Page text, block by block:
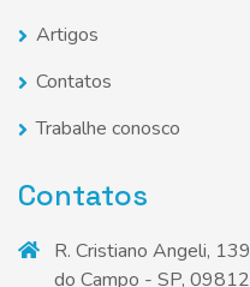
Artigos
Contatos
Trabalhe conosco
Contatos
R. Cristiano Angeli,
do Campo - SP,